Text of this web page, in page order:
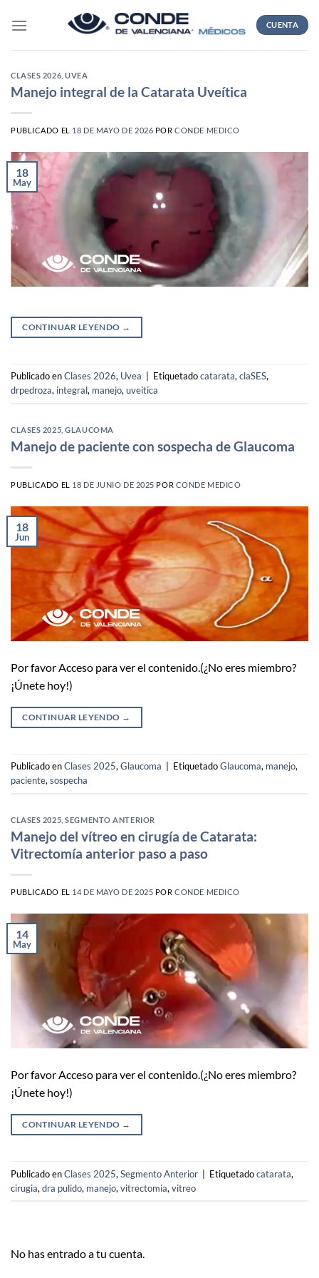
CUENTA
CLASES 2026 ,UVEA
Manejo integral de la Catarata Uveítica
PUBLICADO EL 18 DE MAYO DE 2026 PORCONDE MEDICO
18
May
CONTINUAR LEYENDO →
Publicado enClases 2026, Uvea Etiquetadocatarata,claSES,
drpedroza, integral, manejo,uveitica
CLASES 2025 ,GLAUCOMA
Manejo de paciente con sospecha de Glaucoma
PUBLICADO EL 18 DE JUNIO DE 2025 POR CONDE MEDICO
18
Jun
Por favor Acceso para ver el contenido.(¿No eres miembro?
¡Únete hoy!)
CONTINUAR LEYENDO →
Publicado enClases 2025,Glaucoma EtiquetadoGlaucoma, manejo,
paciente,sospecha
CLASES 2025 ,SEGMENTO ANTERIOR
Manejo del vítreo en cirugía de Catarata:
Vitrectomía anterior paso a paso
PUBLICADO EL 14 DE MAYO DE 2025 PORCONDE MEDICO
14
May
Por favor Acceso para ver el contenido.(¿No eres miembro?
¡Únete hoy!)
CONTINUAR LEYENDO →
Publicado enClases 2025, Segmento Anterior | Etiquetadocatarata,
cirugia, dra pulido, manejo, vitrectomia, vitreo
No has entrado a tu cuenta.